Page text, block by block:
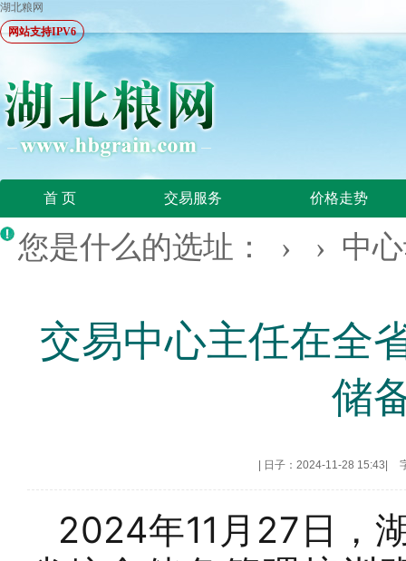
湖北粮网
网站支持IPV6
首 页 交易服务 价格走势
您是什么的选址： › › 中
交易中心主任在全
储
日子：2024-11-28 15:43
2024年11月27日，